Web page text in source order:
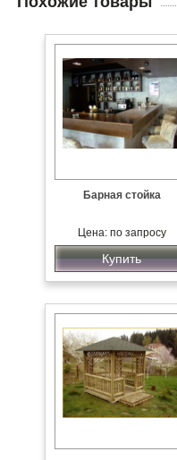
Барная стойка
Цена: по запросу
Купить